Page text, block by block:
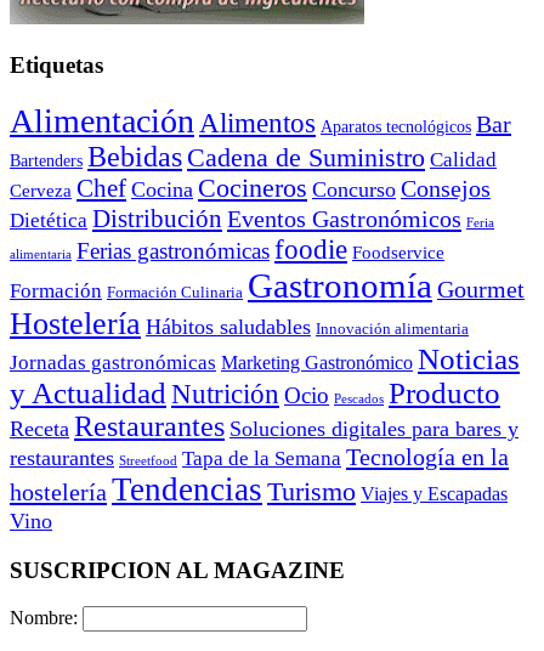
Etiquetas
Alimentación Alimentos Aparatos tecnológicos Bar
Bartenders Bebidas Cadena de Suministro Calidad
Cerveza Chef Cocina Cocineros Concurso Consejos
Dietética Distribución Eventos Gastronómicos Feria
alimentaria Ferias gastronómicasfoodie Foodservice
Formación Formación Culinaria Gastronomía Gourmet
Hostelería Hábitos saludables Innovación alimentaria
Jornadas gastronómicas Marketing Gastronómico Noticias
y Actualidad Nutrición Ocio Pescados Producto
Receta Restaurantes Soluciones digitales para bares y
restaurantes Streetfood Tapa de la Semana Tecnología en la
hostelería Tendencias Turismo Viajes y Escapadas
Vino
SUSCRIPCION AL MAGAZINE
Nombre: